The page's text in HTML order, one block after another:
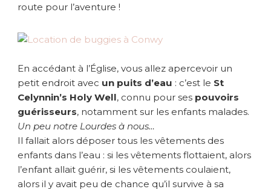
route pour l’aventure !
En accédant à l’Église, vous allez apercevoir un
petit endroit avec un puits d’eau : c’est le St
Celynnin’s Holy Well, connu pour ses pouvoirs
guérisseurs, notamment sur les enfants malades.
Un peu notre Lourdes à nous…
Il fallait alors déposer tous les vêtements des
enfants dans l’eau : si les vêtements flottaient, alors
l’enfant allait guérir, si les vêtements coulaient,
alors il y avait peu de chance qu’il survive à sa